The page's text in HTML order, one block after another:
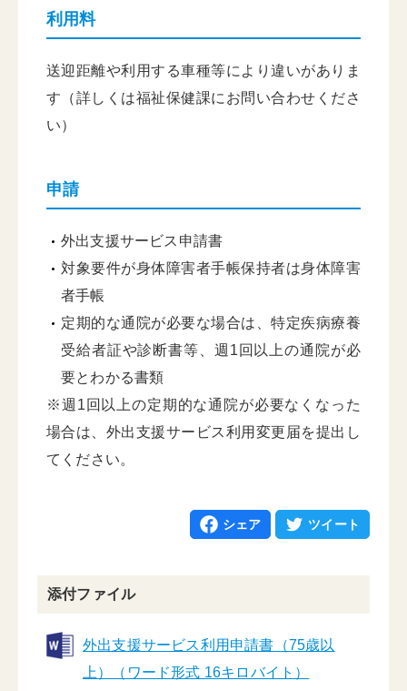
利用料
送迎距離や利用する車種等により違いがありま
す（詳しくは福祉保健課にお問い合わせくださ
い）
申請
外出支援サービス申請書
対象要件が身体障害者手帳保持者は身体障害
者手帳
定期的な通院が必要な場合は、特定疾病療養
受給者証や診断書等、週1回以上の通院が必
要とわかる書類
※週1回以上の定期的な通院が必要なくなった
場合は、外出支援サービス利用変更届を提出し
てください。
シェア ツイート
添付ファイル
外出支援サービス利用申請書（75歳以
上）（ワード形式 16キロバイト）